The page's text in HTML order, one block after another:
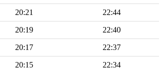
20:21 22:44
20:19 22:40
20:17 22:37
20:15 22:34